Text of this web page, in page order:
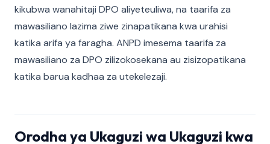
kikubwa wanahitaji DPO aliyeteuliwa, na taarifa za
mawasiliano lazima ziwe zinapatikana kwa urahisi
katika arifa ya faragha. ANPD imesema taarifa za
mawasiliano za DPO zilizokosekana au zisizopatikana
katika barua kadhaa za utekelezaji.
Orodha ya Ukaguzi wa Ukaguzi kwa